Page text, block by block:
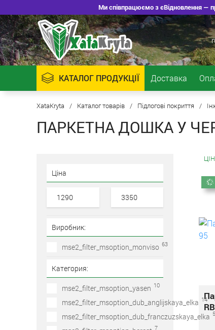
Ми співпрацюємо з єВідновлення —
КАТАЛОГ ПРОДУКЦІЇ Доставка
XataKryta / Каталог товарів / Підлогові покриття /
ПАРКЕТНА ДОШКА У
Ціна
Виробник:
mse2_filter_msoption_monviso 63
Категория:
mse2_filter_msoption_yasen 10
mse2_filter_msoption_dub_anglijskaya_elka 14
mse2_filter_msoption_dub_franczuzskaya_elka 5
7